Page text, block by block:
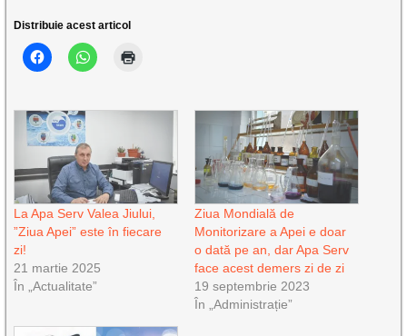
Distribuie acest articol
La Apa Serv Valea Jiului,
”Ziua Apei” este în fiecare
zi!
21 martie 2025
În „Actualitate”
Ziua Mondială de
Monitorizare a Apei e doar
o dată pe an, dar Apa Serv
face acest demers zi de zi
19 septembrie 2023
În „Administrație”